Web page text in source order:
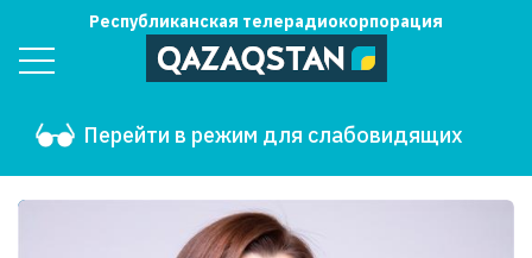
Республиканская телерадиокорпорация
Перейти в режим для слабовидящих